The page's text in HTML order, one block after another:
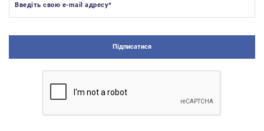
Введіть свою e-mail адресу*
Підписатися